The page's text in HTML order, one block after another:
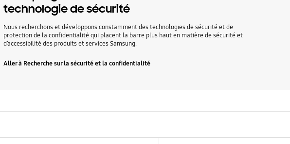
technologie de sécurité
Nous recherchons et développons constamment des technologies de sécurité et de
protection de la confidentialité qui placent la barre plus haut en matière de sécurité et
d’accessibilité des produits et services Samsung.
Aller à Recherche sur la sécurité et la confidentialité